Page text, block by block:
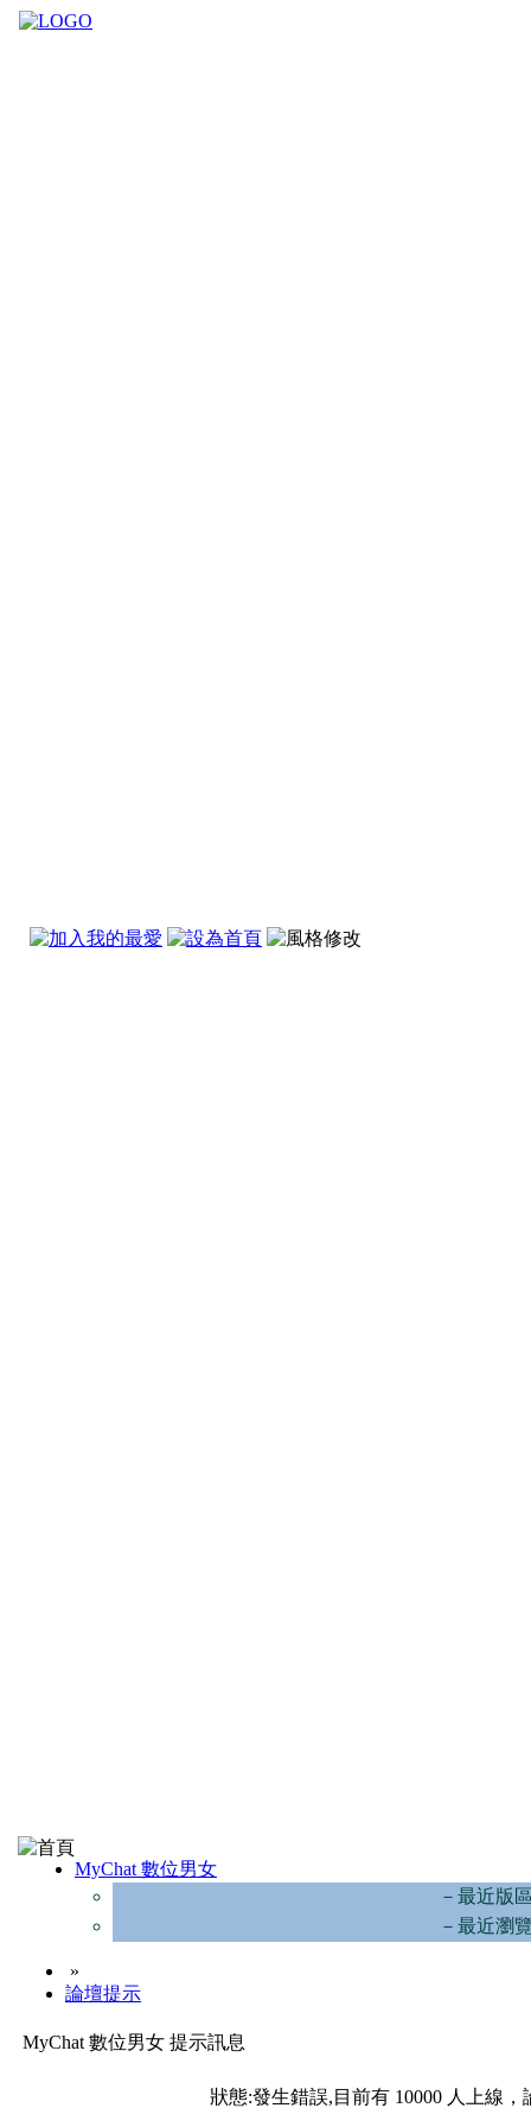
MyChat 數位男女
－最近版
－最近瀏
»
論壇提示
MyChat 數位男女 提示訊息
狀態:發生錯誤,目前有 10000 人上線